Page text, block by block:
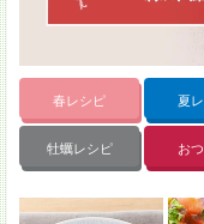
春レシピ 夏
牡蠣レシピ お